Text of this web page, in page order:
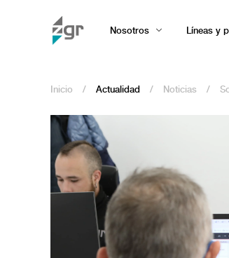
Nosotros Líneas y
Inicio / Actualidad / Noticias /